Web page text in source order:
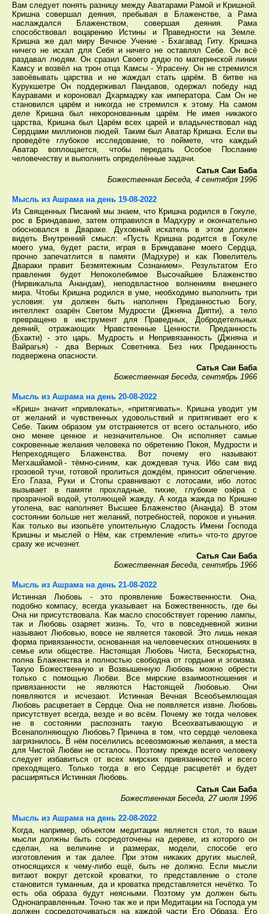
Вам следует понять разницу между Аватарами Рамой и Кришной.
Кришна совершал деяния, пребывая в Блаженстве, а Рама
наслаждался Блаженством, совершая деяния. Рама
способствовал воцарению Истины и Праведности на Земле.
Кришна же дал миру Вечное Учение - Бхагавад Гиту. Кришна
ничего не искал для Себя и ничего не оставлял Себе. Он всё
раздавал людям. Он сразил Своего дядю по материнской линии
Камсу и возвёл на трон отца Камсы - Уграсену. Он не стремился
завоёвывать царства и не жаждал стать царём. В битве на
Курукшетре Он поддерживал Пандавов, одержал победу над
Кауравами и короновал Дхармаджу как императора. Сам Он не
становился царём и никогда не стремился к этому. На самом
деле Кришна был некоронованным царём. Не имея никакого
царства, Кришна был Царём всех царей и владычествовал над
Сердцами миллионов людей. Таким был Аватар Кришна. Если вы
проведёте глубокое исследование, то поймете, что каждый
Аватар воплощается, чтобы передать Особое Послание
человечеству и выполнить определённые задачи.
Сатья Саи Баба
Божественная Беседа, 4 сентября 1996
Мысль из Ашрама на день 19-08-2022
Из Священных Писаний мы знаем, что Кришна родился в Гокуле,
рос в Бриндаване, затем отправился в Мадхуру и окончательно
обосновался в Двараке. Духовный искатель в этом должен
видеть Внутренний смысл: «Пусть Кришна родится в Гокуле
моего ума, будет расти, играя в Бриндаване моего Сердца,
прочно запечатлится в памяти (Мадхуре) и как Повелитель
Двараки правит Безмятежным Сознанием». Результатом Его
правления будет Непоколебимое Высочайшее Блаженство
(Нирвикальпа Анандам), неподвластное волнениям внешнего
мира. Чтобы Кришна родился в уме, необходимо выполнить три
условия: ум должен быть наполнен Преданностью Богу,
интеллект озарён Светом Мудрости (Джняна Дипти), а тело
превращено в инструмент для Праведных, Добродетельных
деяний, отражающих Нравственные Ценности. Преданность
(Бхакти) - это царь. Мудрость и Непривязанность (Джняна и
Вайрагья) - два Верных Советника. Без них Преданность
подвержена опасности.
Сатья Саи Баба
Божественная Беседа, сентябрь 1966
Мысль из Ашрама на день 20-08-2022
«Криш» значит «привлекать», «притягивать». Кришна уводит ум
от желаний и чувственных удовольствий и притягивает его к
Себе. Таким образом ум отстраняется от всего остального, ибо
оно менее ценное и незначительное. Он исполняет самые
сокровенные желания человека по обретению Покоя, Мудрости и
Непреходящего Блаженства. Вот почему его называют
Мегхашйамой - тёмно-синим, как дождевая туча. Ибо сам вид
грозовой тучи, готовой пролиться дождём, приносит облегчение.
Его Глаза, Руки и Стопы сравнивают с лотосами, ибо лотос
вызывает в памяти прохладные, тихие, глубокие озёра с
прозрачной водой, утоляющей жажду. А когда жажда по Кришне
утолена, вас наполняет Высшее Блаженство (Ананда). В этом
состоянии больше нет желаний, потребностей, пороков и уныния.
Как только вы изопьёте упоительную Сладость Имени Господа
Кришны и мыслей о Нём, как стремление «пить» что-то другое
сразу же исчезнет.
Сатья Саи Баба
Божественная Беседа, сентябрь 1966
Мысль из Ашрама на день 21-08-2022
Истинная Любовь - это проявление Божественности. Она,
подобно компасу, всегда указывает на Божественность, где бы
Она ни присутствовала. Как масло способствует горению лампы,
так и Любовь озаряет жизнь. То, что в повседневной жизни
называют Любовью, вовсе не является таковой. Это лишь некая
форма привязанности, основанная на человеческих отношениях в
семье или обществе. Настоящая Любовь Чиста, Бескорыстна,
полна Блаженства и полностью свободна от гордыни и эгоизма.
Такую Божественную и Возвышенную Любовь можно обрести
только с помощью Любви. Все мирские взаимоотношения и
привязанности не являются Настоящей Любовью. Они
появляются и исчезают. Истинная Вечная Всеобъемлющая
Любовь расцветает в Сердце. Она не появляется извне. Любовь
присутствует всегда, везде и во всём. Почему же тогда человек
не в состоянии распознать такую Всеохватывающую и
Всенаполняющую Любовь? Причина в том, что сердце человека
загрязнилось. В нём поселились всевозможные желания, а места
для Чистой Любви не осталось. Поэтому прежде всего человеку
следует избавиться от всех мирских привязанностей и всего
преходящего. Только тогда в его Сердце расцветёт и будет
расширяться Истинная Любовь.
Сатья Саи Баба
Божественная Беседа, 27 июля 1996
Мысль из Ашрама на день 22-08-2022
Когда, например, объектом медитации является стол, то ваши
мысли должны быть сосредоточены на дереве, из которого он
сделан, на величине и размерах, модели, способе его
изготовления и так далее. При этом никаких других мыслей,
относящихся к чему-либо ещё, быть не должно. Если мысли
витают вокруг детской кроватки, то представление о столе
становится туманным, да и кроватка представляется нечётко. То
есть оба образа будут неясными. Поэтому ум должен быть
Однонаправленным. Точно так же и при Медитации на Господа ум
должен сосредоточиваться на каждой части Его Образа, Его